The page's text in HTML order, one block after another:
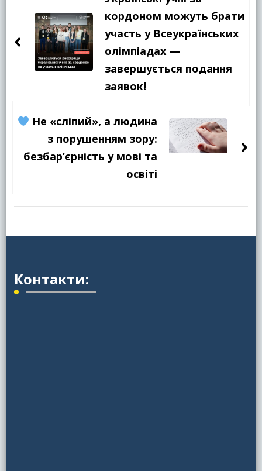
запису
кордоном можуть брати
участь у Всеукраїнських
олімпіадах —
завершується подання
заявок!
Не «сліпий», а людина
з порушенням зору:
безбар’єрність у мові та
освіті
Контакти: